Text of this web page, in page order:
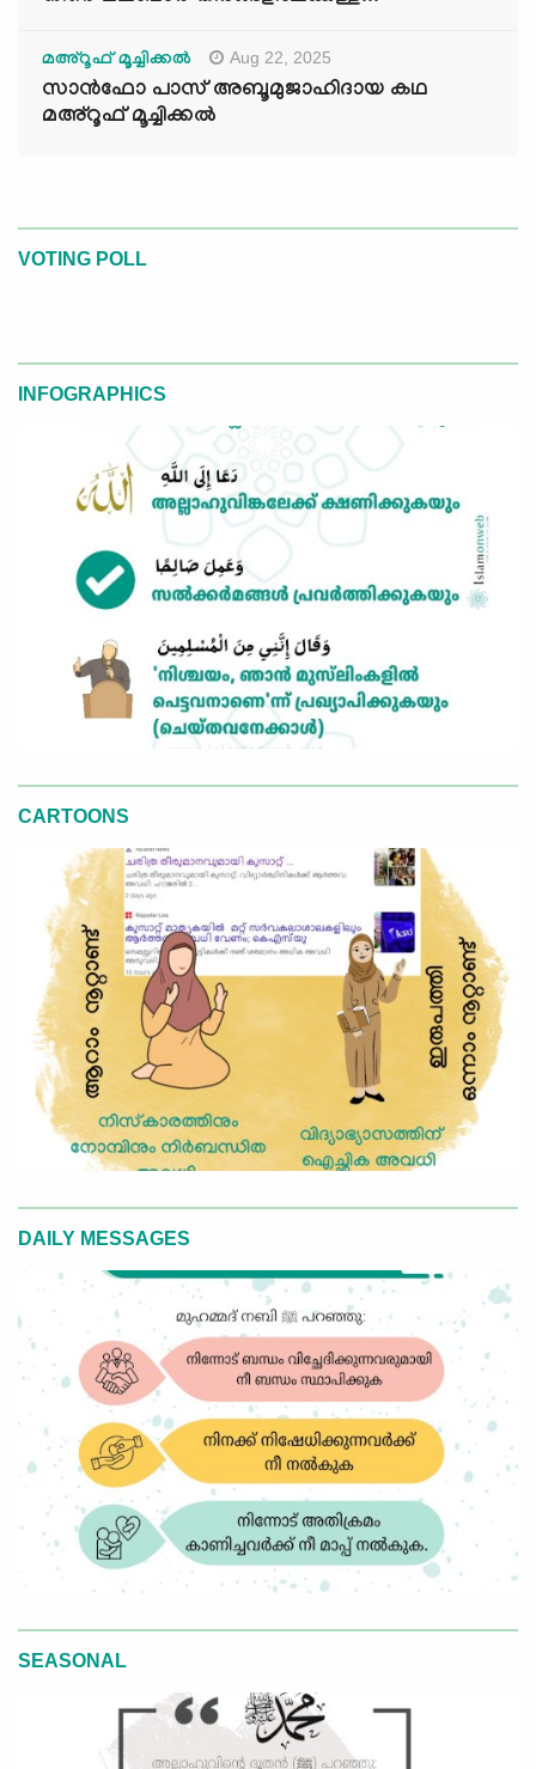
മഅ്റൂഫ് മൂച്ചിക്കല്‍ Aug 22, 2025
സാൻഫോ പാസ് അബൂമുജാഹിദായ കഥ
മഅ്റൂഫ് മൂച്ചിക്കല്‍
VOTING POLL
INFOGRAPHICS
CARTOONS
DAILY MESSAGES
SEASONAL